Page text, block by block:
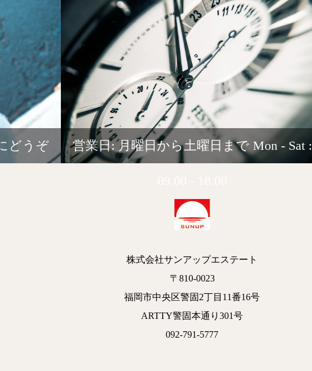
どうぞ 営業日: 月曜日から土曜日まで Mon - Sat :
株式会社サンアップエステート
〒810-0023
福岡市中央区警固2丁目11番16号
ARTTY警固本通り301号
092-791-5777